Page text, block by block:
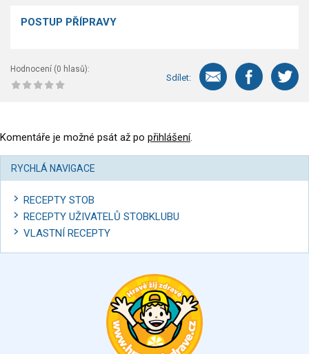
POSTUP PŘÍPRAVY
Hodnocení (0 hlasů):
Sdílet:
Komentáře je možné psát až po přihlášení.
RYCHLÁ NAVIGACE
RECEPTY STOB
RECEPTY UŽIVATELŮ STOBKLUBU
VLASTNÍ RECEPTY